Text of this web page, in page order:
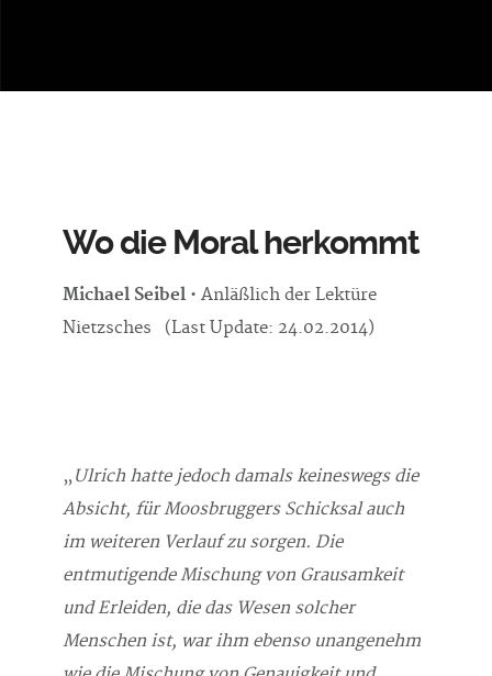
Wo die Moral herkommt
Michael Seibel • Anläßlich der Lektüre
Nietzsches (Last Update: 24.02.2014)
„Ulrich hatte jedoch damals keineswegs die
Absicht, für Moosbruggers Schicksal auch
im weiteren Verlauf zu sorgen. Die
entmutigende Mischung von Grausamkeit
und Erleiden, die das Wesen solcher
Menschen ist, war ihm ebenso unangenehm